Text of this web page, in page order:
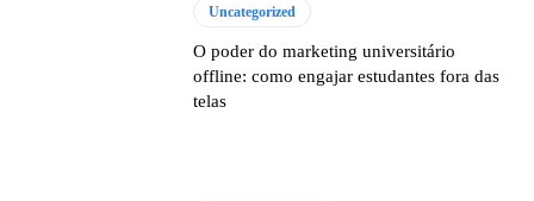
Uncategorized
O poder do marketing universitário
offline: como engajar estudantes fora das
telas